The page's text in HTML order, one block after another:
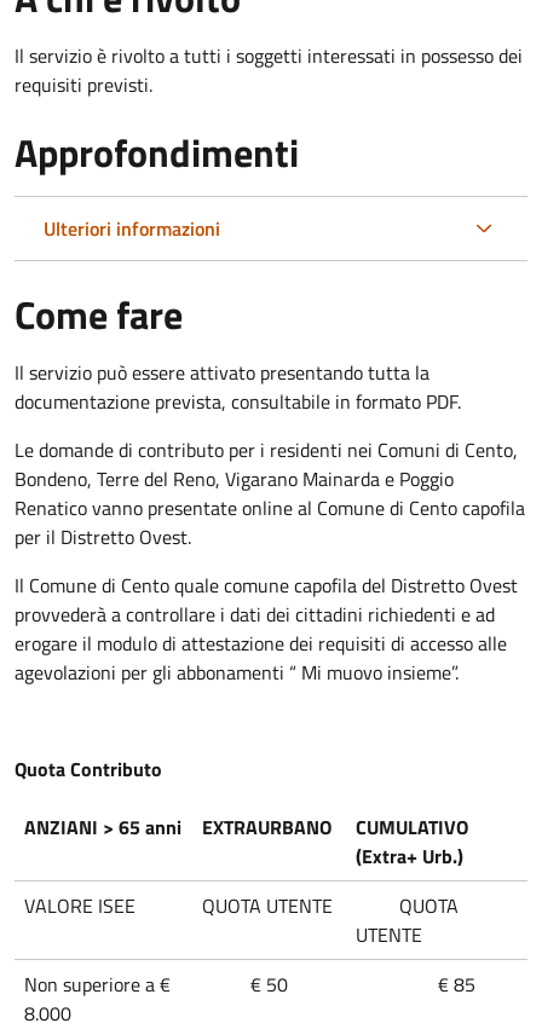
Il servizio è rivolto a tutti i soggetti interessati in possesso dei
requisiti previsti.
Approfondimenti
Ulteriori informazioni
Come fare
Il servizio può essere attivato presentando tutta la
documentazione prevista, consultabile in formato PDF.
Le domande di contributo per i residenti nei Comuni di Cento,
Bondeno, Terre del Reno, Vigarano Mainarda e Poggio
Renatico vanno presentate online al Comune di Cento capofila
per il Distretto Ovest.
Il Comune di Cento quale comune capofila del Distretto Ovest
provvederà a controllare i dati dei cittadini richiedenti e ad
erogare il modulo di attestazione dei requisiti di accesso alle
agevolazioni per gli abbonamenti “ Mi muovo insieme”.
Quota Contributo
ANZIANI > 65 anni
EXTRAURBANO
CUMULATIVO
(Extra+ Urb.)
VALORE ISEE
QUOTA UTENTE
QUOTA
UTENTE
Non superiore a €
8.000
€ 50 € 85